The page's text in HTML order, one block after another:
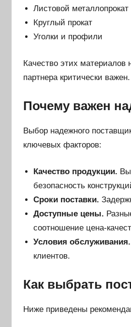
Листовой металлопрокат
Круглый прокат
Уголки и профили
Качество этих
партнера критически важен.
Почему важен
Выбор надежного
ключевых факторов:
Качество продукции.
безопасность
Сроки поставки.
Доступные цены.
соотношение цена-
Условия обслуживания.
клиентов.
Как выбрать
Ниже приведены